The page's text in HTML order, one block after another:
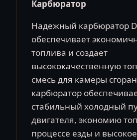
Карбюратор
Надежный карбюратор
обеспечивает
топлива и создает
высококачественную
смесь для камеры
карбюратор
стабильный холодный
двигателя, экономию
процессе езды и